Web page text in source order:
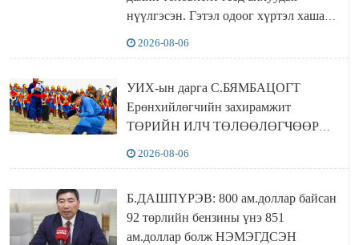
нүүлгэсэн. Гэтэл одоог хүртэл хашаа
2026-08-06
УИХ-ын дарга С.БЯМБАЦОГТ
Ерөнхийлөгчийн захирамжит
ТӨРИЙН ИЛЧ ТӨЛӨӨЛӨГЧӨӨР
2026-08-06
Б.ДАШПҮРЭВ: 800 ам.доллар байсан
92 төрлийн бензины үнэ 851
ам.доллар болж НЭМЭГДСЭН